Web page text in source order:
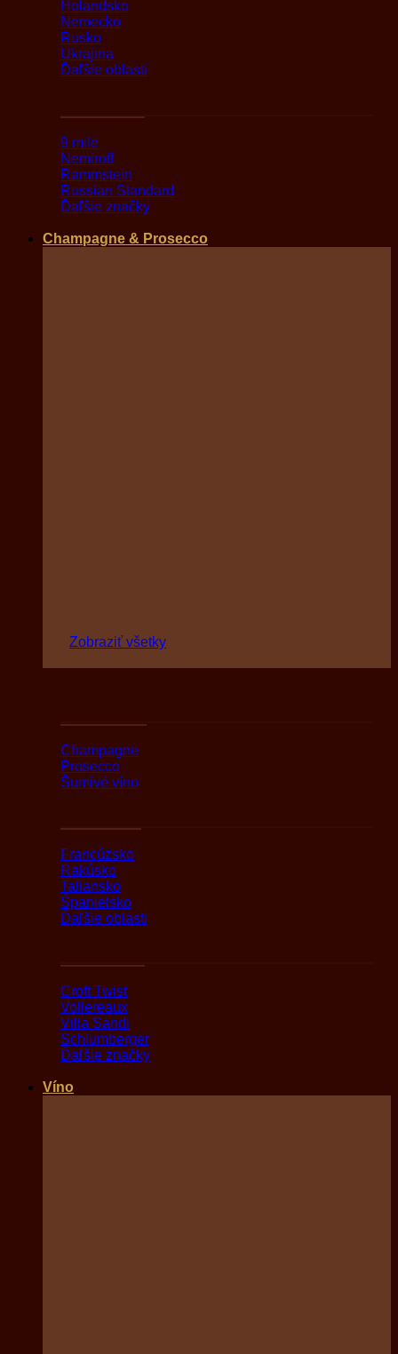
Holandsko
Nemecko
Rusko
Ukrajina
Ďaľšie oblasti
9 mile
Nemiroff
Rammstein
Russian Standard
Ďaľšie značky
Champagne & Prosecco
Zobraziť všetky
Champagne
Prosecco
Šumivé víno
Francúzsko
Rakúsko
Taliansko
Španielsko
Ďaľšie oblasti
Croft Twist
Vollereaux
Villa Sandi
Schlumberger
Ďaľšie značky
Víno